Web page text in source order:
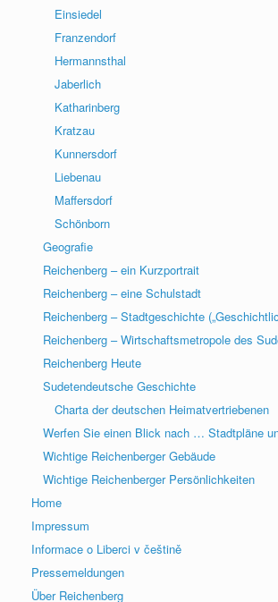
Einsiedel
Franzendorf
Hermannsthal
Jaberlich
Katharinberg
Kratzau
Kunnersdorf
Liebenau
Maffersdorf
Schönborn
Geografie
Reichenberg – ein Kurzportrait
Reichenberg – eine Schulstadt
Reichenberg – Stadtgeschichte
Reichenberg – Wirtschaftsmetropole des
Reichenberg Heute
Sudetendeutsche Geschichte
Charta der deutschen Heimatvertriebenen
Werfen Sie einen Blick nach … Stadtpläne
Wichtige Reichenberger Gebäude
Wichtige Reichenberger Persönlichkeiten
Home
Impressum
Informace o Liberci v češtině
Pressemeldungen
Über Reichenberg